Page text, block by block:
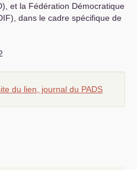
), et la Fédération Démocratique
), dans le cadre spécifique de
du lien, journal du PADS